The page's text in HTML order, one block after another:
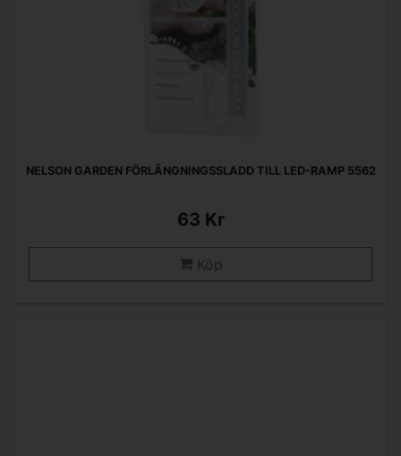
NELSON GARDEN FÖRLÄNGNINGSSLADD TILL LED-RAMP 5562
63 Kr
Köp